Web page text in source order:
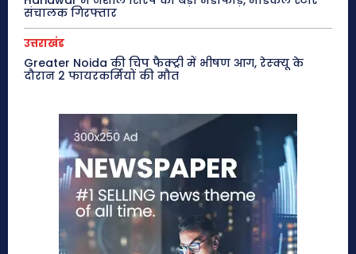
संचालक गिरफ्तार
उत्तराखंड
Greater Noida की चिप फैक्ट्री में भीषण आग, रेस्क्यू के
दौरान 2 फायरकर्मियों की मौत